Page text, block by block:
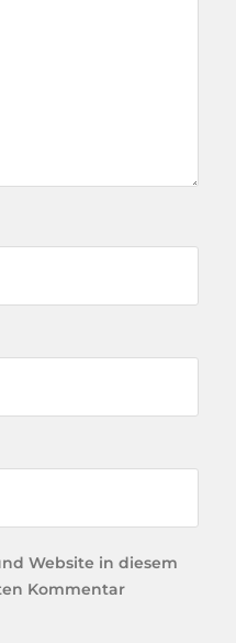
Website in diesem
Kommentar